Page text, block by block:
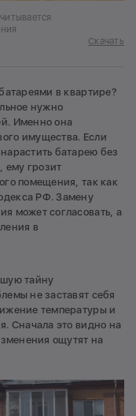
Скачать
в квартире?
нужно
Именно она
имущества. Если
батарею без
ему грозит
помещения, так как
РФ. Замену
может согласовать, а
в
тайну
не заставят себя
температуры и
Сначала это видно на
ощутят на